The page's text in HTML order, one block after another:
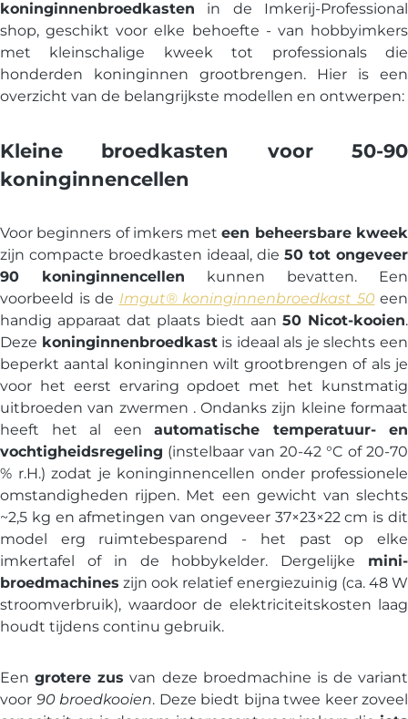
koninginnenbroedkasten in de Imkerij-Professional
shop, geschikt voor elke behoefte - van hobbyimkers
met kleinschalige kweek tot professionals die
honderden koninginnen grootbrengen. Hier is een
overzicht van de belangrijkste modellen en ontwerpen:
Kleine broedkasten voor 50-90
koninginnencellen
Voor beginners of imkers meteen beheersbare kweek
zijn compacte broedkasten ideaal, die 50 tot ongeveer
90 koninginnencellen kunnen bevatten. Een
voorbeeld is de Imgut® koninginnenbroedkast 50 een
handig apparaat dat plaats biedt aan 50 Nicot-kooien.
Deze koninginnenbroedkastis ideaal als je slechts een
beperkt aantal koninginnen wilt grootbrengen of als je
voor het eerst ervaring opdoet met het kunstmatig
uitbroeden van zwermen . Ondanks zijn kleine formaat
heeft het al een automatische temperatuur- en
vochtigheidsregeling (instelbaar van 20-42 °C of 20-70
% r.H.) zodat je koninginnencellen onder professionele
omstandigheden rijpen. Met een gewicht van slechts
~2,5 kg en afmetingen van ongeveer 37×23×22 cm is dit
model erg ruimtebesparend - het past op elke
imkertafel of in de hobbykelder. Dergelijke mini-
broedmachines zijn ook relatief energiezuinig (ca. 48 W
stroomverbruik), waardoor de elektriciteitskosten laag
houdt tijdens continu gebruik.
Eengrotere zus van deze broedmachine is de variant
voor 90 broedkooien. Deze biedt bijna twee keer zoveel